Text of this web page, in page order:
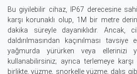
Bu giyilebilir cihaz, IP67 derecesine
karşı korunaklı olup, 1M bir metre
dakika süreyle dayanıklıdır. Ancak,
daldırılmasından kaçınılması tavsiye
yağmurda yürürken veya ellerinizi
kullanabilirsiniz; ayrıca terlemeye karşı
birlikte, yüzme, şnorkelle yüzme, dalış